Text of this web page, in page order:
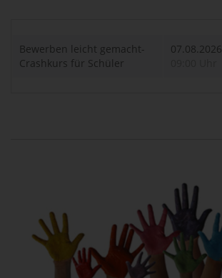
Bewerben leicht gemacht-
Crashkurs für Schüler
07.08.2026